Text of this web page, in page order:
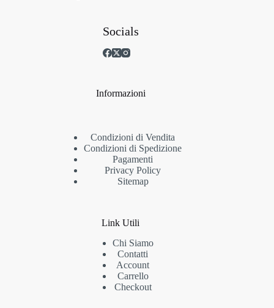
Socials
Informazioni
Condizioni di Vendita
Condizioni di Spedizione
Pagamenti
Privacy Policy
Sitemap
Link Utili
Chi Siamo
Contatti
Account
Carrello
Checkout